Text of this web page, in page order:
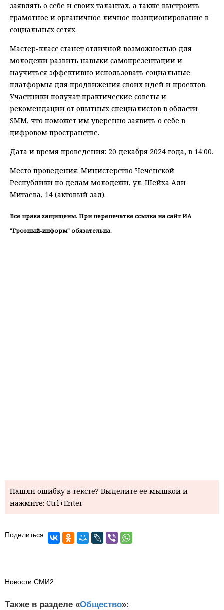
заявлять о себе и своих талантах, а также выстроить
грамотное и органичное личное позиционирование в
социальных сетях.
Мастер-класс станет отличной возможностью для
молодежи развить навыки самопрезентации и
научиться эффективно использовать социальные
платформы для продвижения своих идей и проектов.
Участники получат практические советы и
рекомендации от опытных специалистов в области
SMM, что поможет им уверенно заявить о себе в
цифровом пространстве.
Дата и время проведения: 20 декабря 2024 года, в 14:00.
Место проведения: Министерство Чеченской
Республики по делам молодежи, ул. Шейха Али
Митаева, 14 (актовый зал).
Все права защищены. При перепечатке ссылка на сайт ИА
"Грозный-информ" обязательна.
Нашли ошибку в тексте? Выделите ее мышкой и
нажмите: Ctrl+Enter
Поделиться:
Новости СМИ2
Также в разделе «Общество»: